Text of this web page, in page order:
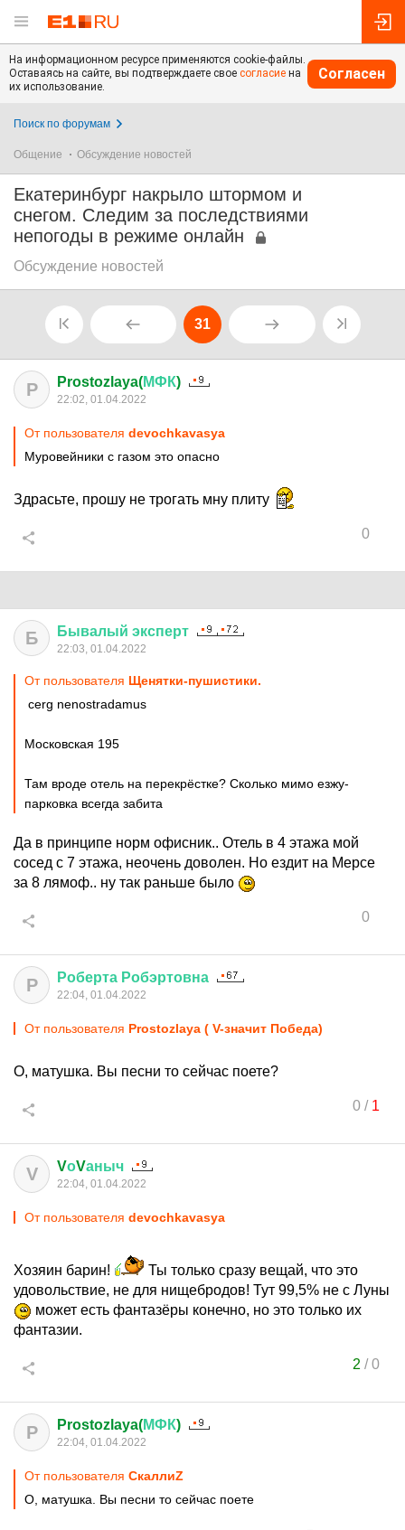
На информационном ресурсе применяются cookie-файлы.
Оставаясь на сайте, вы подтверждаете свое согласие на
их использование.
Согласен
Поиск по форумам
Общение Обсуждение новостей
Екатеринбург накрыло штормом и
снегом. Следим за последствиями
непогоды в режиме онлайн
Обсуждение новостей
31
P Prostozlaya(МФК)
22:02, 01.04.2022
От пользователя devochkavasya
Муровейники с газом это опасно
Здрасьте, прошу не трогать мну плиту
0
Б Бывалый эксперт
22:03, 01.04.2022
От пользователя Щенятки-пушистики.
cerg nenostradamus
Московская 195
Там вроде отель на перекрёстке? Сколько мимо езжу-
парковка всегда забита
Да в принципе норм офисник.. Отель в 4 этажа мой
сосед с 7 этажа, неочень доволен. Но ездит на Мерсе
за 8 лямоф.. ну так раньше было
0
Р Роберта Робэртовна
22:04, 01.04.2022
От пользователя Prostozlaya ( V-значит Победа)
О, матушка. Вы песни то сейчас поете?
0/ 1
V VоVаныч
22:04, 01.04.2022
От пользователя devochkavasya
Хозяин барин!
Ты только сразу вещай, что это
удовольствие, не для нищебродов! Тут 99,5% не с Луны
может есть фантазёры конечно, но это только их
фантазии.
2 /0
P Prostozlaya(МФК)
22:04, 01.04.2022
От пользователя СкаллиZ
О, матушка. Вы песни то сейчас поете